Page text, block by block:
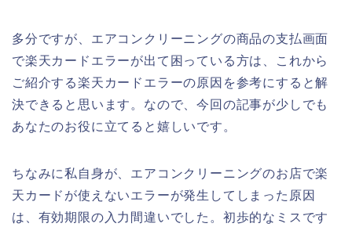
多分ですが、エアコンクリーニングの商品の支払画面
で楽天カードエラーが出て困っている方は、これから
ご紹介する楽天カードエラーの原因を参考にすると解
決できると思います。なので、今回の記事が少しでも
あなたのお役に立てると嬉しいです。
ちなみに私自身が、エアコンクリーニングのお店で楽
天カードが使えないエラーが発生してしまった原因
は、有効期限の入力間違いでした。初歩的なミスです